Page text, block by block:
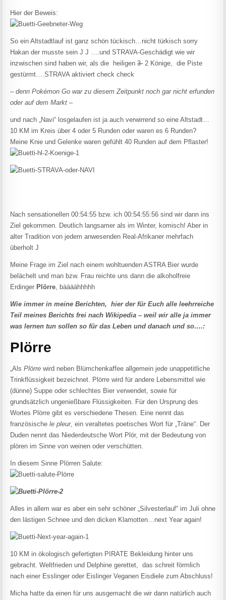
Hier der Beweis:
So ein Altstadtlauf ist ganz schön tückisch…nicht türkisch sorry
Hakan der musste sein J J ….und STRAVA-Geschädigt wie wir
inzwischen sind haben wir, als die heiligen32 Könige, die Piste
gestürmt….STRAVA aktiviert check check
–denn Pokémon Go war zu diesem Zeitpunkt noch gar nicht erfunden
oder auf dem Markt –
und nach „Navi“ losgelaufen ist ja auch verwirrend so eine Altstadt…
10 KM im Kreis über 4 oder 5 Runden oder waren es 6 Runden?
Meine Knie und Gelenke waren gefühlt 40 Runden auf dem Pflaster!
Nach sensationellen 00:54:55 bzw. ich 00:54:55:56 sind wir dann ins
Ziel gekommen. Deutlich langsamer als im Winter, komisch! Aber in
alter Tradition von jedem anwesenden Real-Afrikaner mehrfach
überholt J
Meine Frage im Ziel nach einem wohltuenden ASTRA Bier wurde
belächelt und man bzw. Frau reichte uns dann die alkoholfreie
Erdinger Plörre, bäääähhhhh
Wie immer in meine Berichten, hier der für Euch alle leehrreiche
Teil meines Berichts frei nach Wikipedia – weil wir alle ja immer
was lernen tun sollen so für das Leben und danach und so….:
Plörre
„AlsPlörre wird neben Blümchenkaffee allgemein jede unappetitliche
Trinkflüssigkeit bezeichnet. Plörre wird für andere Lebensmittel wie
(dünne) Suppe oder schlechtes Bier verwendet, sowie für
grundsätzlich ungenießbare Flüssigkeiten. Für den Ursprung des
Wortes Plörre gibt es verschiedene Thesen. Eine nennt das
französischele pleur, ein veraltetes poetisches Wort für „Träne“. Der
Duden nennt das Niederdeutsche Wort Plör, mit der Bedeutung von
plören im Sinne von weinen oder verschütten.
In diesem Sinne Plörren Salute:
Alles in allem war es aber ein sehr schöner „Silvesterlauf“ im Juli ohne
den lästigen Schnee und den dicken Klamotten…next Year again!
10 KM in ökologisch gefertigten PIRATE Bekleidung hinter uns
gebracht. Weltfrieden und Delphine gerettet, das schreit förmlich
nach einer Esslinger oder Eislinger Veganen Eisdiele zum Abschluss!
Micha hatte da einen für uns ausgemacht die wir dann natürlich auch